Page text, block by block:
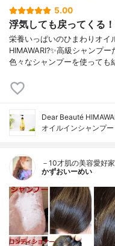
5.00
浮気しても戻ってくる！
栄養いっぱいのひまわりオイ
HIMAWARI?✨高級シャンプ
色々なシャンプーを使っても
Dear Beauté
オイルインシャンプ
－10才肌の美容愛好
かずおいーめい